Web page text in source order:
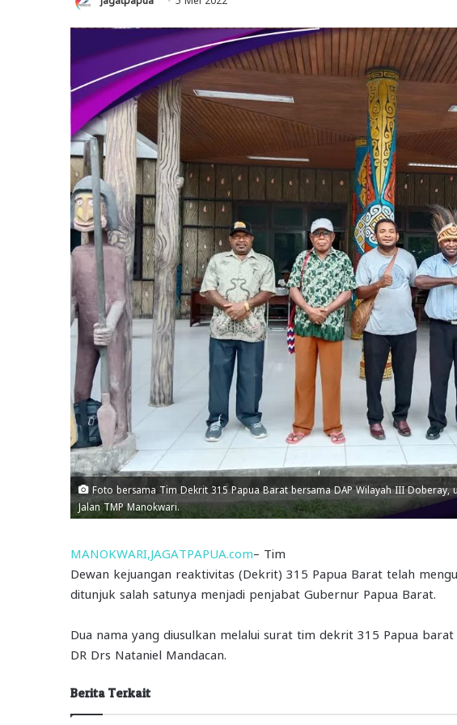
Foto bersama Tim Dekrit 315 Papua Barat bersama DAP Wilayah III Doberay,
Jalan TMP Manokwari.
MANOKWARI,JAGATPAPUA.com– Tim
Dewan kejuangan reaktivitas (Dekrit) 315 Papua Barat telah
ditunjuk salah satunya menjadi penjabat Gubernur Papua Barat.
Dua nama yang diusulkan melalui surat tim dekrit 315 Papua
DR Drs Nataniel Mandacan.
Berita Terkait